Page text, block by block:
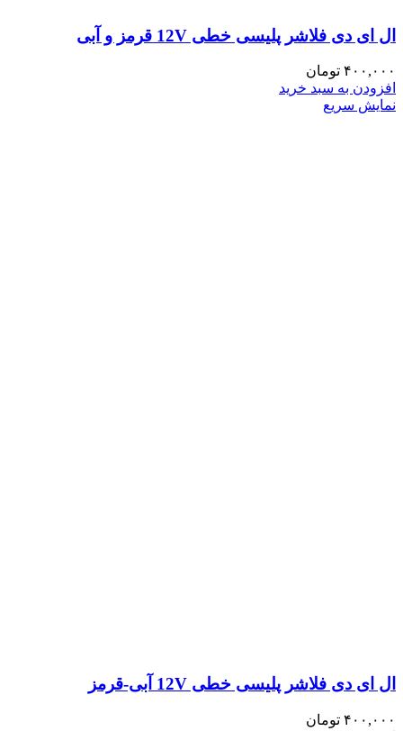
ال ای دی فلاشر پلیسی خطی 12V قرمز و آبی
۴۰۰,۰۰۰ تومان
افزودن به سبد خرید
نمایش سریع
ال ای دی فلاشر پلیسی خطی 12V آبی-قرمز
۴۰۰,۰۰۰ تومان